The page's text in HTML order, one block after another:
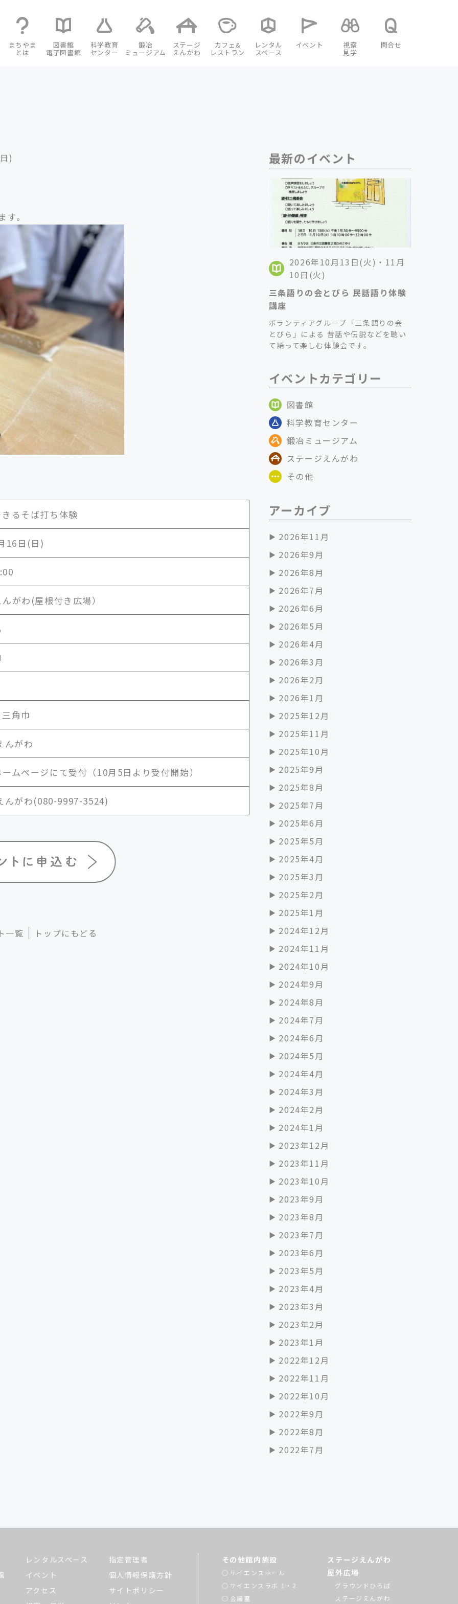
まちやま
とは
図書館
電子図書館
科学教育
センター
鍛冶
ミュージアム
ステージ
えんがわ
カフェ&
レストラン
レンタル
スペース
イベント 視察
見学
問合せ
)
。
るそば打ち体験
16日(日)
がわ(屋根付き広場）
角巾
んがわ
ムページにて受付（10月5日より受付開始）
んがわ(080-9997-3524)
一覧 トップにもどる
最新のイベント
2026年10月13日(火)・11月
10日(火)
三条語りの会とびら 民話語り体験
講座
ボランティアグループ「三条語りの会
とびら」による 昔話や伝説などを聴い
て語って楽しむ体験会です。
イベントカテゴリー
図書館
科学教育センター
鍛冶ミュージアム
ステージえんがわ
その他
アーカイブ
2026年11月
2026年9月
2026年8月
2026年7月
2026年6月
2026年5月
2026年4月
2026年3月
2026年2月
2026年1月
2025年12月
2025年11月
2025年10月
2025年9月
2025年8月
2025年7月
2025年6月
2025年5月
2025年4月
2025年3月
2025年2月
2025年1月
2024年12月
2024年11月
2024年10月
2024年9月
2024年8月
2024年7月
2024年6月
2024年5月
2024年4月
2024年3月
2024年2月
2024年1月
2023年12月
2023年11月
2023年10月
2023年9月
2023年8月
2023年7月
2023年6月
2023年5月
2023年4月
2023年3月
2023年2月
2023年1月
2022年12月
2022年11月
2022年10月
2022年9月
2022年8月
2022年7月
レンタルスペース
イベント
アクセス
指定管理者
個人情報保護方針
サイトポリシー
その他館内施設
サイエンスホール
サイエンスラボ 1・2
会議室
ステージえんがわ
屋外広場
グラウンドひろば
ステージえんがわ